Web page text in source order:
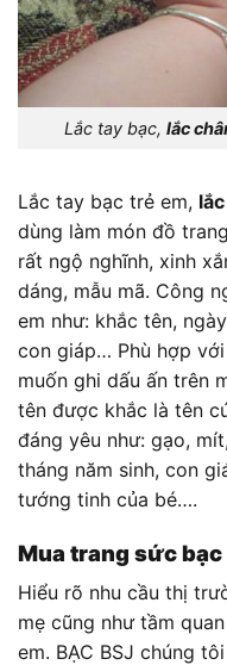
Lắc tay bạc, lắc
Lắc tay bạc trẻ em,
dùng làm món đồ
rất ngộ nghĩnh, xinh
dáng, mẫu mã. Công
em như: khắc tên,
con giáp… Phù hợp
muốn ghi dấu ấn trên
tên được khắc là tên
đáng yêu như: gạo,
tháng năm sinh, con
tướng tinh của bé….
Mua trang sức bạc
Hiểu rõ nhu cầu thị
mẹ cũng như tầm
em. BẠC BSJ chúng